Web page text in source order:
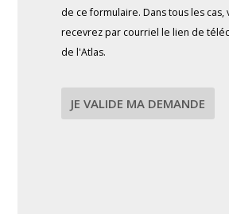
de ce formulaire. Dans tous les cas,
recevrez par courriel le lien de
de l'Atlas.
JE VALIDE MA DEMANDE